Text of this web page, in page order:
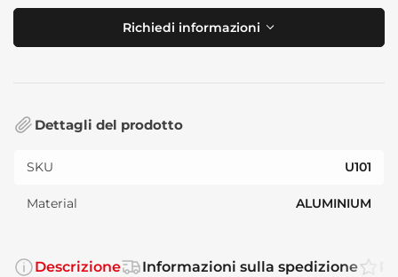
Richiedi informazioni
Dettagli del prodotto
SKU U101
Material ALUMINIUM
Descrizione Informazioni sulla spedizione